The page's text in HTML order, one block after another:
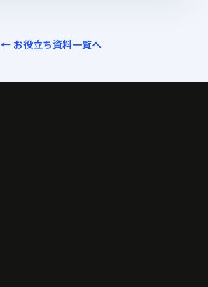
← お役立ち資料一覧へ